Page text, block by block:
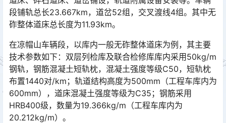
段铺轨总长23.667km，道岔52组，交叉渡线4组。其中无
砟整体道床总长度为11.93km。󠅅󠅃󠄵󠅂󠄪󠇖󠆨󠆨󠇕󠆞󠆒󠅬󠇘󠆭󠆘󠇙󠆝󠅵󠇗󠆭󠆁󠄐󠇗󠅹󠅸󠇖󠆍󠅳󠇖󠅹󠅰󠇖󠆌󠅹
在凉帽山车辆段，以库内一般无砟整体道床为例，其主要
技术参数如下：双层列检库及联合检修库库内采用50kg/m
钢轨，钢筋混凝土短轨枕，混凝土强度等级C50，短轨枕
布置1440对/km；轨道结构高度为500mm（工程车库内为
600mm），道床混凝土强度等级为C35；钢筋采用
HRB400级，数量为19.366kg/m（工程车库内为
20.212kg/m）。󠅅󠅃󠄵󠅂󠄪󠇖󠆨󠆨󠇕󠆞󠆒󠅬󠇘󠆭󠆘󠇙󠆝󠅵󠇗󠆭󠆁󠄐󠇗󠅹󠅸󠇖󠆍󠅳󠇖󠅹󠅰󠇖󠆌󠅹